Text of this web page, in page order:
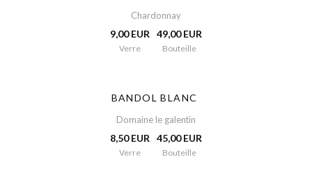
Chardonnay
9,00 EUR
Verre
49,00 EUR
Bouteille
BANDOL BLANC
Domaine le galentin
8,50 EUR
Verre
45,00 EUR
Bouteille